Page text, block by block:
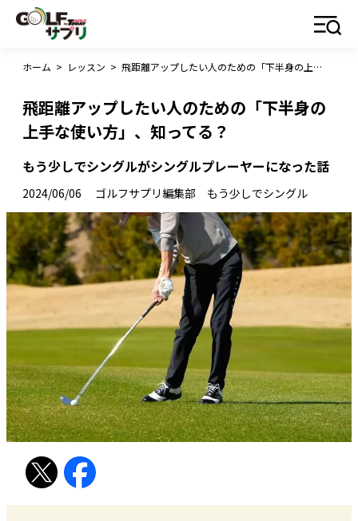
ホーム > レッスン > 飛距離アップしたい人のための「下半身の上手な使い方」、知ってる？
飛距離アップしたい人のための「下半身の
上手な使い方」、知ってる？
もう少しでシングルがシングルプレーヤーになった話
2024/06/06 ゴルフサプリ編集部 もう少しでシングル